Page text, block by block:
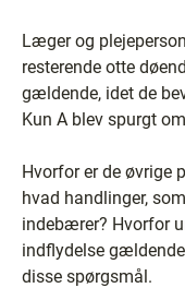
Læger og
resterende otte
gældende, idet de
Kun A blev spurgt
Hvorfor er de øvrige
hvad handlinger,
indebærer? Hvorfor
indflydelse
disse spørgsmål.